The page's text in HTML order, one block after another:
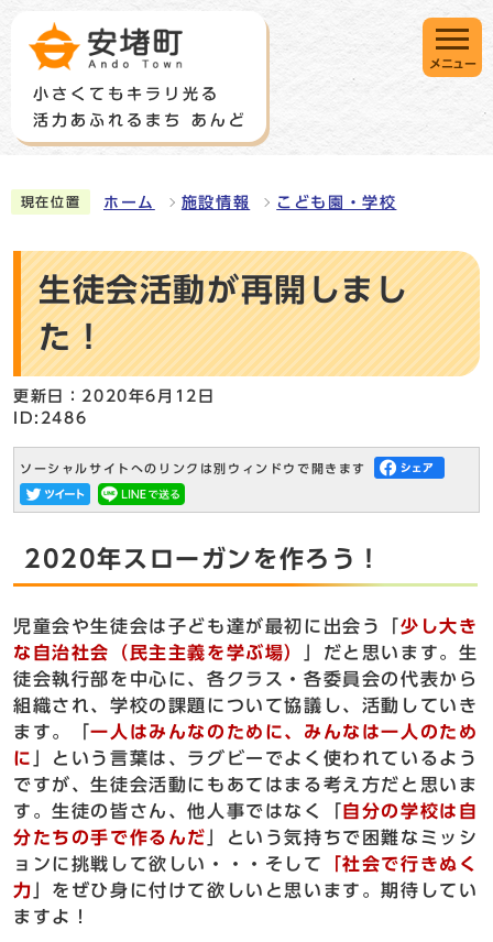
メニュー
現在位置 ホーム 施設情報 こども園・学校
生徒会活動が再開しまし
た！
更新日：2020年6月12日
ID:2486
ソーシャルサイトへのリンクは別ウィンドウで開きます
2020年スローガンを作ろう！
児童会や生徒会は子ども達が最初に出会う「少し大き
な自治社会（民主主義を学ぶ場）
」だと思います。生
徒会執行部を中心に、各クラス・各委員会の代表から
組織され、学校の課題について協議し、活動していき
ます。「一人はみんなのために、みんなは一人のため
に
」という言葉は、ラグビーでよく使われているよう
ですが、生徒会活動にもあてはまる考え方だと思いま
す。生徒の皆さん、他人事ではなく「
自分の学校は自
分たちの手で作るんだ
」という気持ちで困難なミッシ
ョンに挑戦して欲しい・・・そして
「社会で行きぬく
力
」をぜひ身に付けて欲しいと思います。期待してい
ますよ！